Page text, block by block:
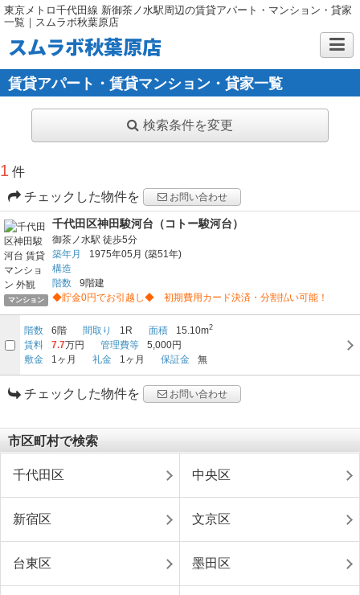
東京メトロ千代田線 新御茶ノ水駅周辺の賃貸アパート・マンション・貸家
一覧｜スムラボ秋葉原店
スムラボ秋葉原店
賃貸アパート・賃貸マンション・貸家一覧
検索条件を変更
1 件
チェックした物件を
お問い合わせ
マンション
千代田区神田駿河台（コトー駿河台）
御茶ノ水駅 徒歩5分
築年月
1975年05月 (築51年)
構造
階数
9階建
◆貯金0円でお引越し◆ 初期費用カード決済・分割払い可能！
階数 6階 間取り 1R 面積 15.10m2
賃料 7.7万円 管理費等
5,000円
敷金
1ヶ月 礼金 1ヶ月 保証金 無
チェックした物件を お問い合わせ
市区町村で検索
千代田区 中央区
新宿区 文京区
台東区 墨田区